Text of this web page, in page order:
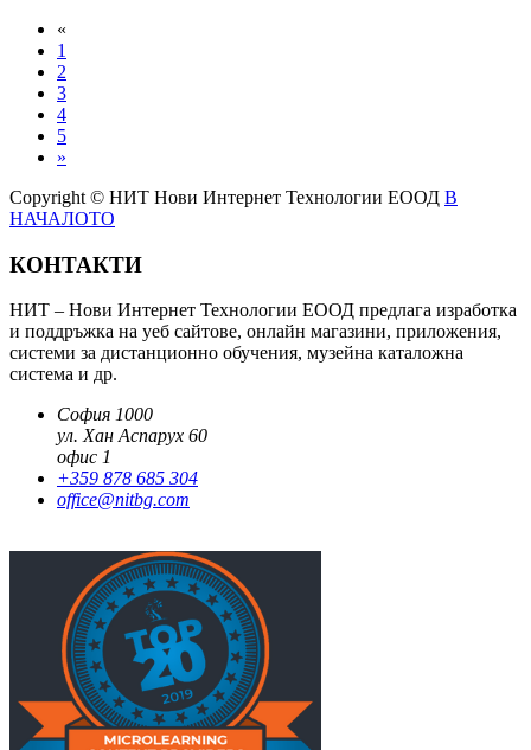
«
1
2
3
4
5
»
Copyright © НИТ Нови Интернет Технологии ЕООД В
НАЧАЛОТО
КОНТАКТИ
НИТ – Нови Интернет Технологии ЕООД предлага изработка
и поддръжка на уеб сайтове, онлайн магазини, приложения,
системи за дистанционно обучения, музейна каталожна
система и др.
София 1000
ул. Хан Аспарух 60
офис 1
+359 878 685 304
office@nitbg.com